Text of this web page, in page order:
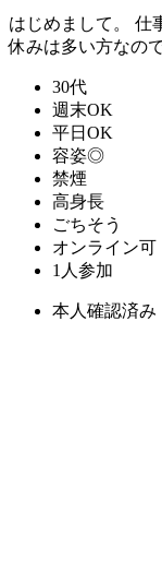
はじめまして。 仕
休みは多い方なの
30代
週末OK
平日OK
容姿◎
禁煙
高身長
ごちそう
オンライン可
1人参加
本人確認済み